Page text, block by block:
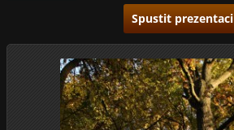
Spustit prezentaci